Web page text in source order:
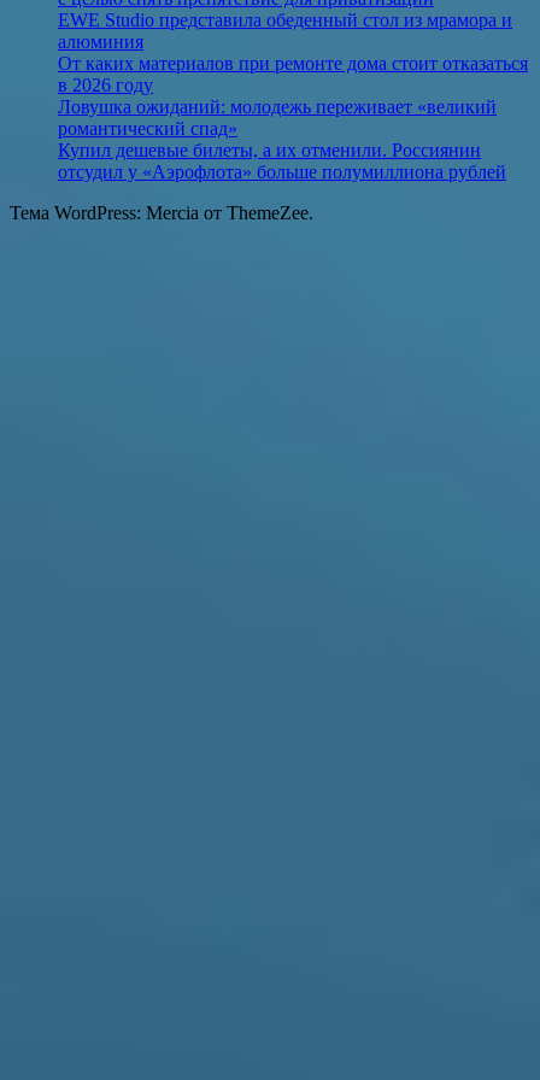
EWE Studio представила обеденный стол из мрамора и
алюминия
От каких материалов при ремонте дома стоит отказаться
в 2026 году
Ловушка ожиданий: молодежь переживает «великий
романтический спад»
Купил дешевые билеты, а их отменили. Россиянин
отсудил у «Аэрофлота» больше полумиллиона рублей
Тема WordPress: Mercia от ThemeZee.